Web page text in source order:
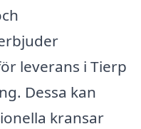
leverans i Tierp
Dessa kan
kransar